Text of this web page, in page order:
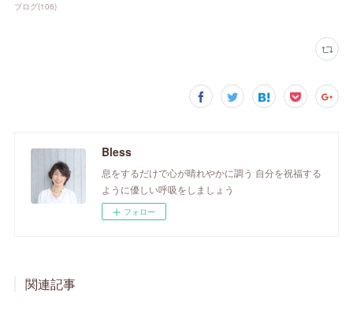
ブログ(106)
Bless
息をするだけで心が晴れやかに調う 自分を祝福する
ように優しい呼吸をしましょう
フォロー
関連記事